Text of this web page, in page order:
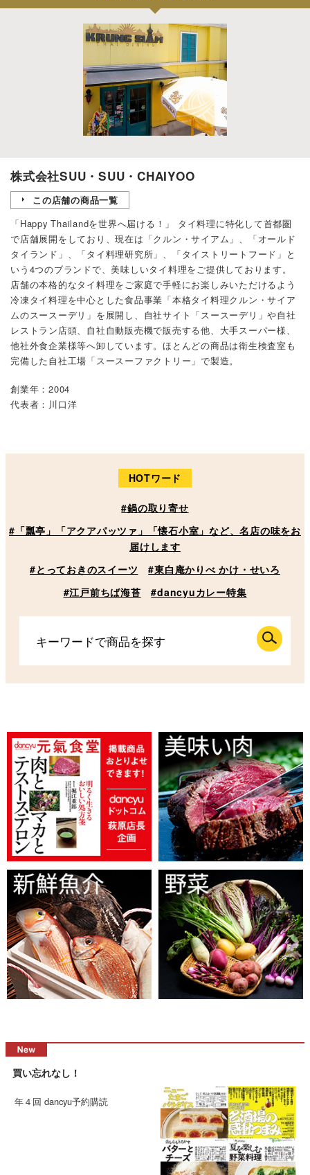
株式会社SUU・SUU・CHAIYOO
この店舗の商品一覧
「Happy Thailandを世界へ届ける！」 タイ料理に特化して首都圏
で店舗展開をしており、現在は「クルン・サイアム」、「オールド
タイランド」、「タイ料理研究所」、「タイストリートフード」と
いう4つのブランドで、美味しいタイ料理をご提供しております。
店舗の本格的なタイ料理をご家庭で手軽にお楽しみいただけるよう
冷凍タイ料理を中心とした食品事業「本格タイ料理クルン・サイア
ムのスースーデリ」を展開し、自社サイト「スースーデリ」や自社
レストラン店頭、自社自動販売機で販売する他、大手スーパー様、
他社外食企業様等へ卸しています。ほとんどの商品は衛生検査室も
完備した自社工場「スースーファクトリー」で製造。
創業年：2004
代表者：川口洋
HOTワード
#鍋の取り寄せ
#「瓢亭」「アクアパッツァ」「懐石小室」など、名店の味をお
届けします
#とっておきのスイーツ
#東白庵かりべ かけ・せいろ
#江戸前ちば海苔
#dancyuカレー特集
買い忘れなし！
年４回 dancyu予約購読